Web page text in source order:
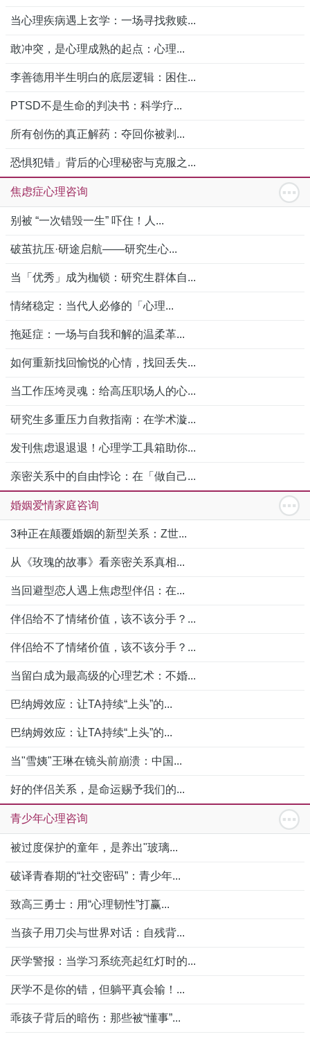
当心理疾病遇上玄学：一场寻找救赎...
敢冲突，是心理成熟的起点：心理...
李善德用半生明白的底层逻辑：困住...
PTSD不是生命的判决书：科学疗...
所有创伤的真正解药：夺回你被剥...
恐惧犯错」背后的心理秘密与克服之...
焦虑症心理咨询
别被 “一次错毁一生” 吓住！人...
破茧抗压·研途启航——研究生心...
当「优秀」成为枷锁：研究生群体自...
情绪稳定：当代人必修的「心理...
拖延症：一场与自我和解的温柔革...
如何重新找回愉悦的心情，找回丢失...
当工作压垮灵魂：给高压职场人的心...
研究生多重压力自救指南：在学术漩...
发刊焦虑退退退！心理学工具箱助你...
亲密关系中的自由悖论：在「做自己...
婚姻爱情家庭咨询
3种正在颠覆婚姻的新型关系：Z世...
从《玫瑰的故事》看亲密关系真相...
当回避型恋人遇上焦虑型伴侣：在...
伴侣给不了情绪价值，该不该分手？...
伴侣给不了情绪价值，该不该分手？...
当留白成为最高级的心理艺术：不婚...
巴纳姆效应：让TA持续“上头”的...
巴纳姆效应：让TA持续“上头”的...
当"雪姨"王琳在镜头前崩溃：中国...
好的伴侣关系，是命运赐予我们的...
青少年心理咨询
被过度保护的童年，是养出"玻璃...
破译青春期的“社交密码”：青少年...
致高三勇士：用“心理韧性”打赢...
当孩子用刀尖与世界对话：自残背...
厌学警报：当学习系统亮起红灯时的...
厌学不是你的错，但躺平真会输！...
乖孩子背后的暗伤：那些被“懂事”...